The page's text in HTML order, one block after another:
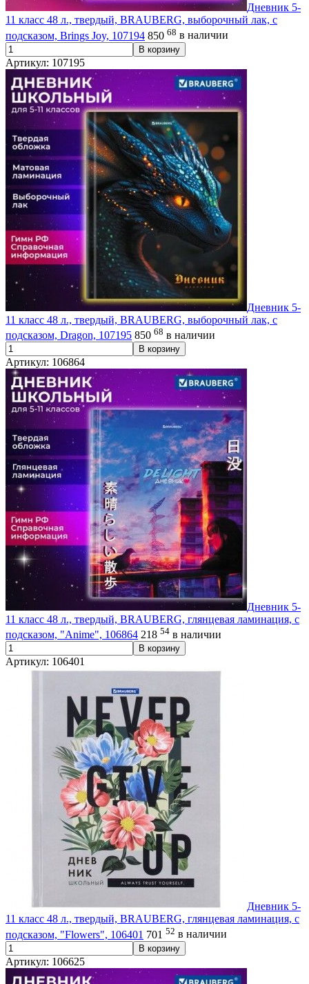
Дневник 5-
11 класс 48 л., твердый, BRAUBERG, выборочный лак, с
подсказом, Brings Joy, 107194 850 68 в наличии
В корзину
Артикул: 107195
Дневник 5-
11 класс 48 л., твердый, BRAUBERG, выборочный лак, с
подсказом, Dragon, 107195 850 68 в наличии
В корзину
Артикул: 106864
Дневник 5-
11 класс 48 л., твердый, BRAUBERG, глянцевая ламинация, с
подсказом, "Anime", 106864 218 54 в наличии
В корзину
Артикул: 106401
Дневник 5-
11 класс 48 л., твердый, BRAUBERG, глянцевая ламинация, с
подсказом, "Flowers", 106401 701 52 в наличии
В корзину
Артикул: 106625